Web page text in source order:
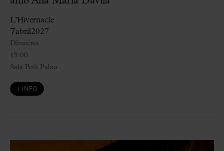
L'Hivernacle
7abril2027
19:00
Dimecres
Sala Petit Palau
+ INFO